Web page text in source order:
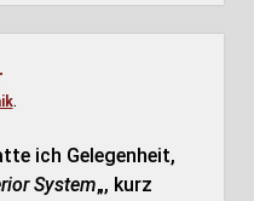
.
ich Gelegenheit,
System„, kurz